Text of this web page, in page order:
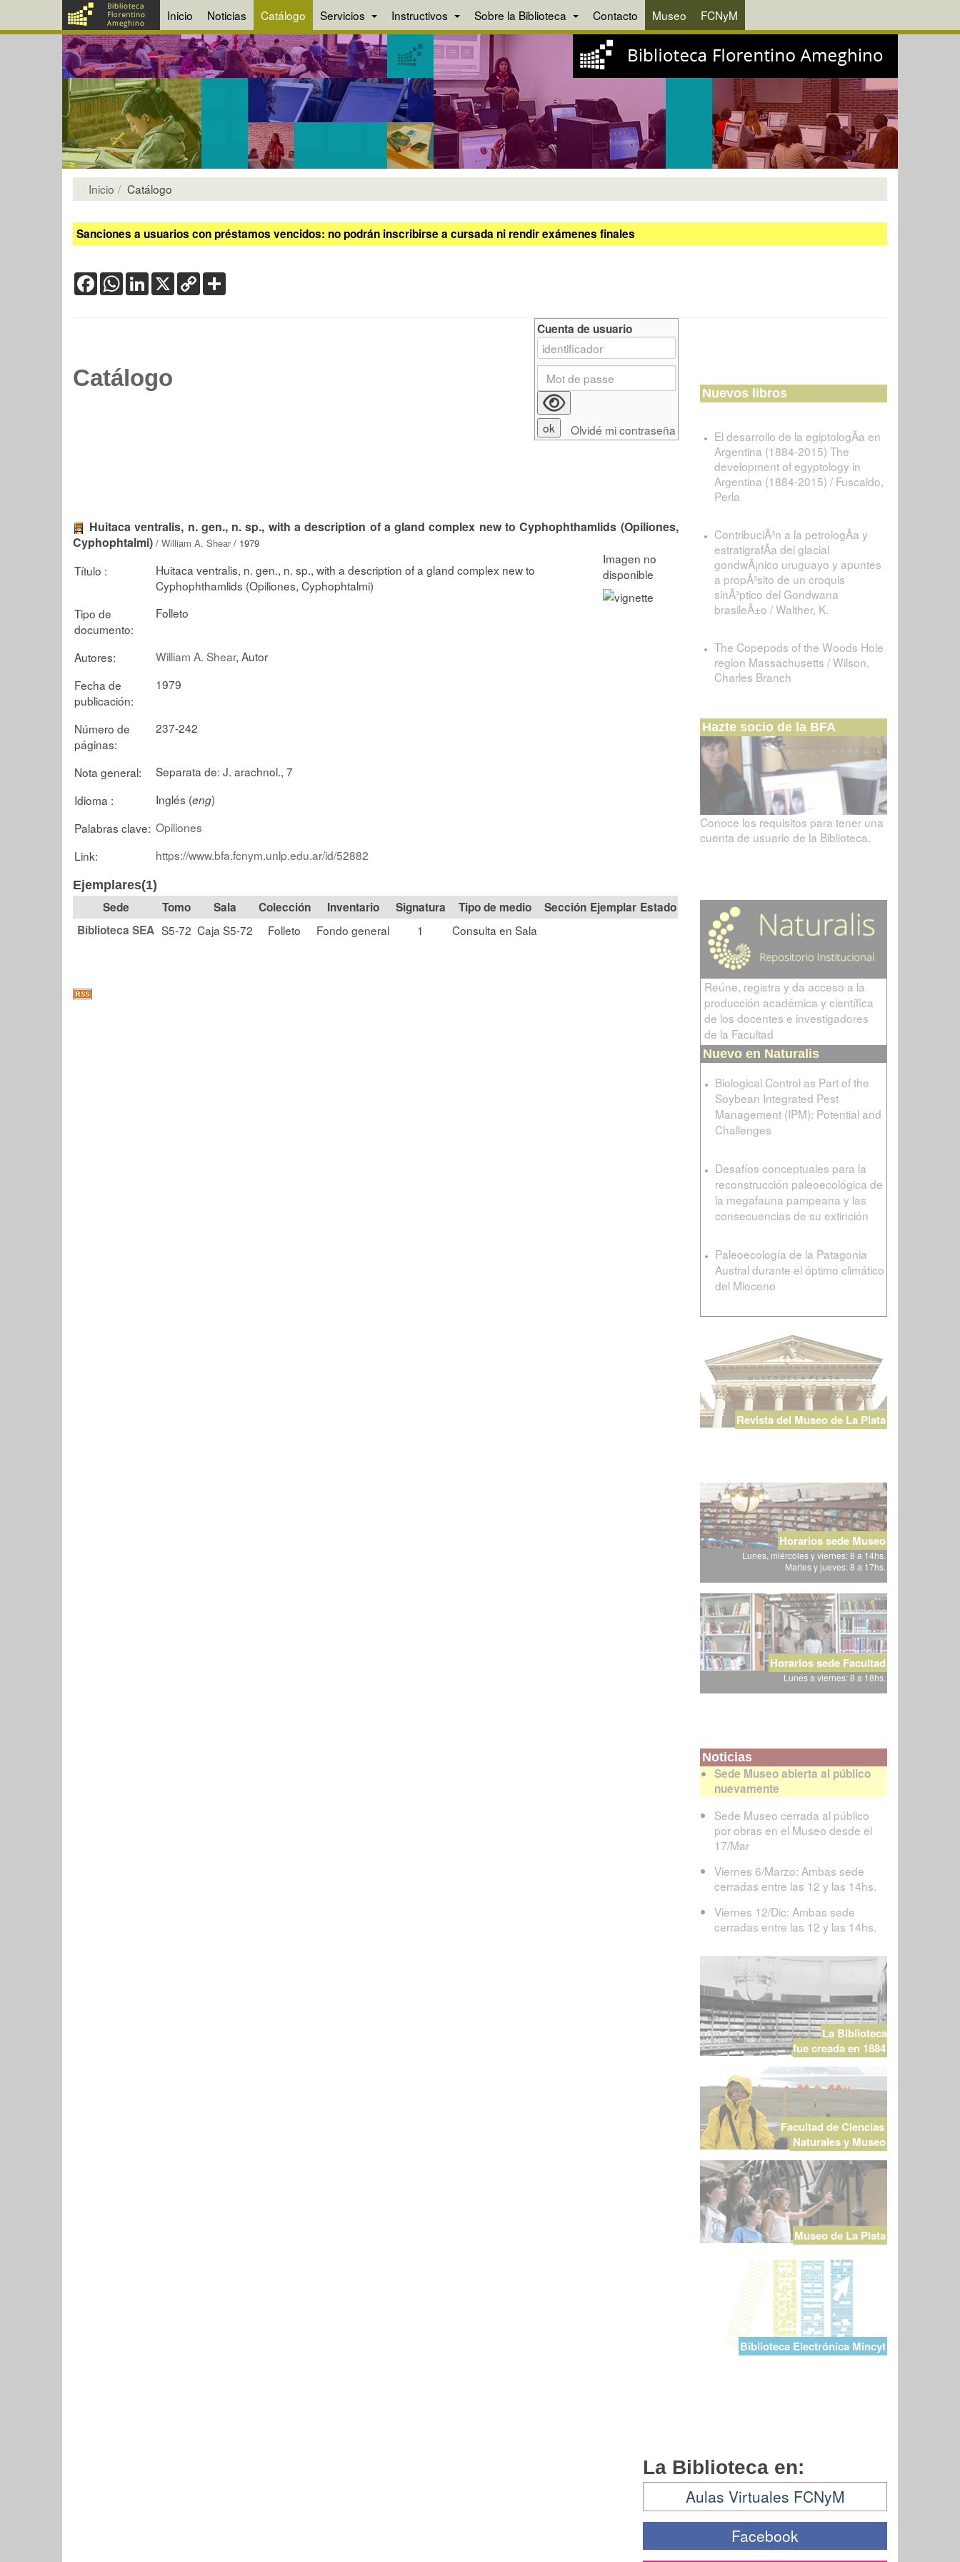
Inicio Noticias Catálogo Servicios Instructivos Sobre la Biblioteca Contacto Museo FCNyM
Inicio Catálogo
Sanciones a usuarios con préstamos vencidos: no podrán inscribirse a cursada ni rendir exámenes finales
FacebookWhatsApp
LinkedIn
X Copy
Link
Catálogo
Huitaca ventralis, n. gen., n. sp., with a description of a gland complex new to Cyphophthamlids (Opiliones,
Cyphophtalmi) / William A. Shear/ 1979
Título :
Huitaca ventralis, n. gen., n. sp., with a description of a gland complex new to
Cyphophthamlids (Opiliones, Cyphophtalmi)
Tipo de
documento:
Folleto
Autores: William A. Shear, Autor
Fecha de
publicación:
1979
Número de
páginas:
237-242
Nota general:
Separata de: J. arachnol., 7
Idioma :
Inglés (eng)
Palabras clave: Opiliones
Link:
https://www.bfa.fcnym.unlp.edu.ar/id/52882
Ejemplares(1)
Tomo Sala Colección Signatura Tipo de medio Sección
Estado
Biblioteca SEA S5-72 Caja S5-72 Folleto Fondo general 1 Consulta en Sala
Cuenta de usuario
Olvidé mi contraseña
Nuevos libros
El desarrollo de la egiptologÃ­a en
Argentina (1884-2015) The
development of egyptology in
Argentina (1884-2015) / Fuscaldo,
Perla
ContribuciÃ³n a la petrologÃ­a y
estratigrafÃ­a del glacial
gondwÃ¡nico uruguayo y apuntes
a propÃ³sito de un croquis
sinÃ³ptico del Gondwana
brasileÃ±o / Walther, K.
The Copepods of the Woods Hole
region Massachusetts / Wilson,
Charles Branch
Hazte socio de la BFA
Conoce los requisitos para tener una
cuenta de usuario de la Biblioteca.
Reúne, registra y da acceso a la
producción académica y científica
de los docentes e investigadores
de la Facultad
Nuevo en Naturalis
Biological Control as Part of the
Soybean Integrated Pest
Management (IPM): Potential and
Challenges
Desafíos conceptuales para la
reconstrucción paleoecológica de
la megafauna pampeana y las
consecuencias de su extinción
Paleoecología de la Patagonia
Austral durante el óptimo climático
del Mioceno
Revista del Museo de La Plata
Horarios sede Museo
Lunes, miércoles y viernes: 8 a 14hs.
Martes y jueves: 8 a 17hs.
Horarios sede Facultad
Lunes a viernes: 8 a 18hs.
Noticias
Sede Museo abierta al público
nuevamente
Sede Museo cerrada al público
por obras en el Museo desde el
17/Mar
Viernes 6/Marzo: Ambas sede
cerradas entre las 12 y las 14hs.
Viernes 12/Dic: Ambas sede
cerradas entre las 12 y las 14hs.
La Biblioteca
fue creada en 1884
Facultad de Ciencias
Naturales y Museo
Museo de La Plata
Biblioteca Electrónica Mincyt
La Biblioteca en:
Aulas Virtuales FCNyM
Facebook